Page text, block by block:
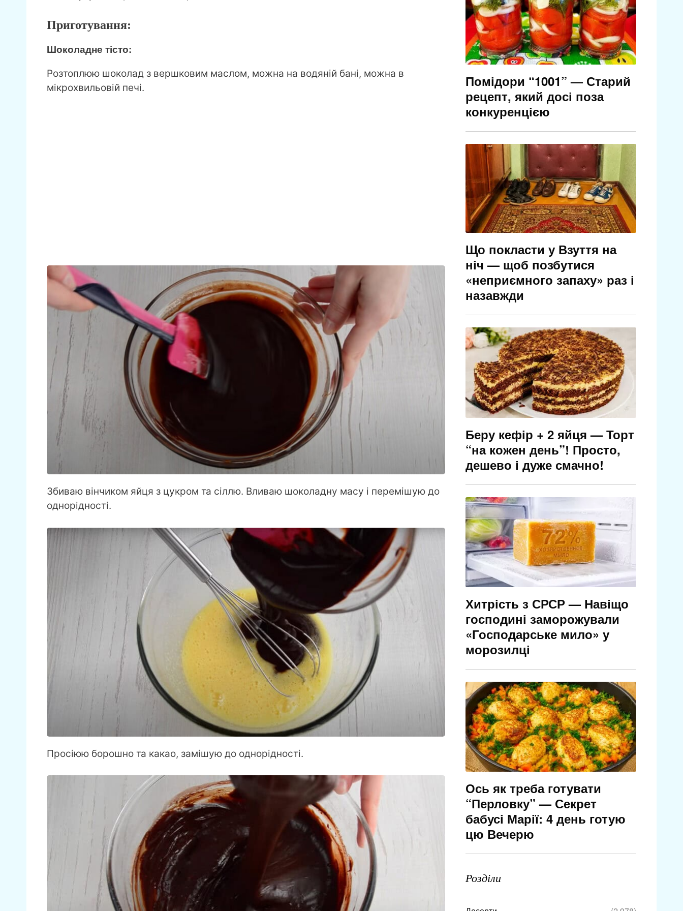
Приготування:
Шоколадне тісто:
Розтоплюю шоколад з вершковим маслом, можна на водяній бані, можна в
мікрохвильовій печі.
Збиваю вінчиком яйця з цукром та сіллю. Вливаю шоколадну масу і перемішую до
однорідності.
Просіюю борошно та какао, замішую до однорідності.
Помідори “1001” — Старий
рецепт, який досі поза
конкуренцією
Що покласти у Взуття на
ніч — щоб позбутися
«неприємного запаху» раз і
назавжди
Беру кефір + 2 яйця — Торт
“на кожен день”! Просто,
дешево і дуже смачно!
Хитрість з СРСР — Навіщо
господині заморожували
«Господарське мило» у
морозилці
Ось як треба готувати
“Перловку” — Секрет
бабусі Марії: 4 день готую
цю Вечерю
Розділи